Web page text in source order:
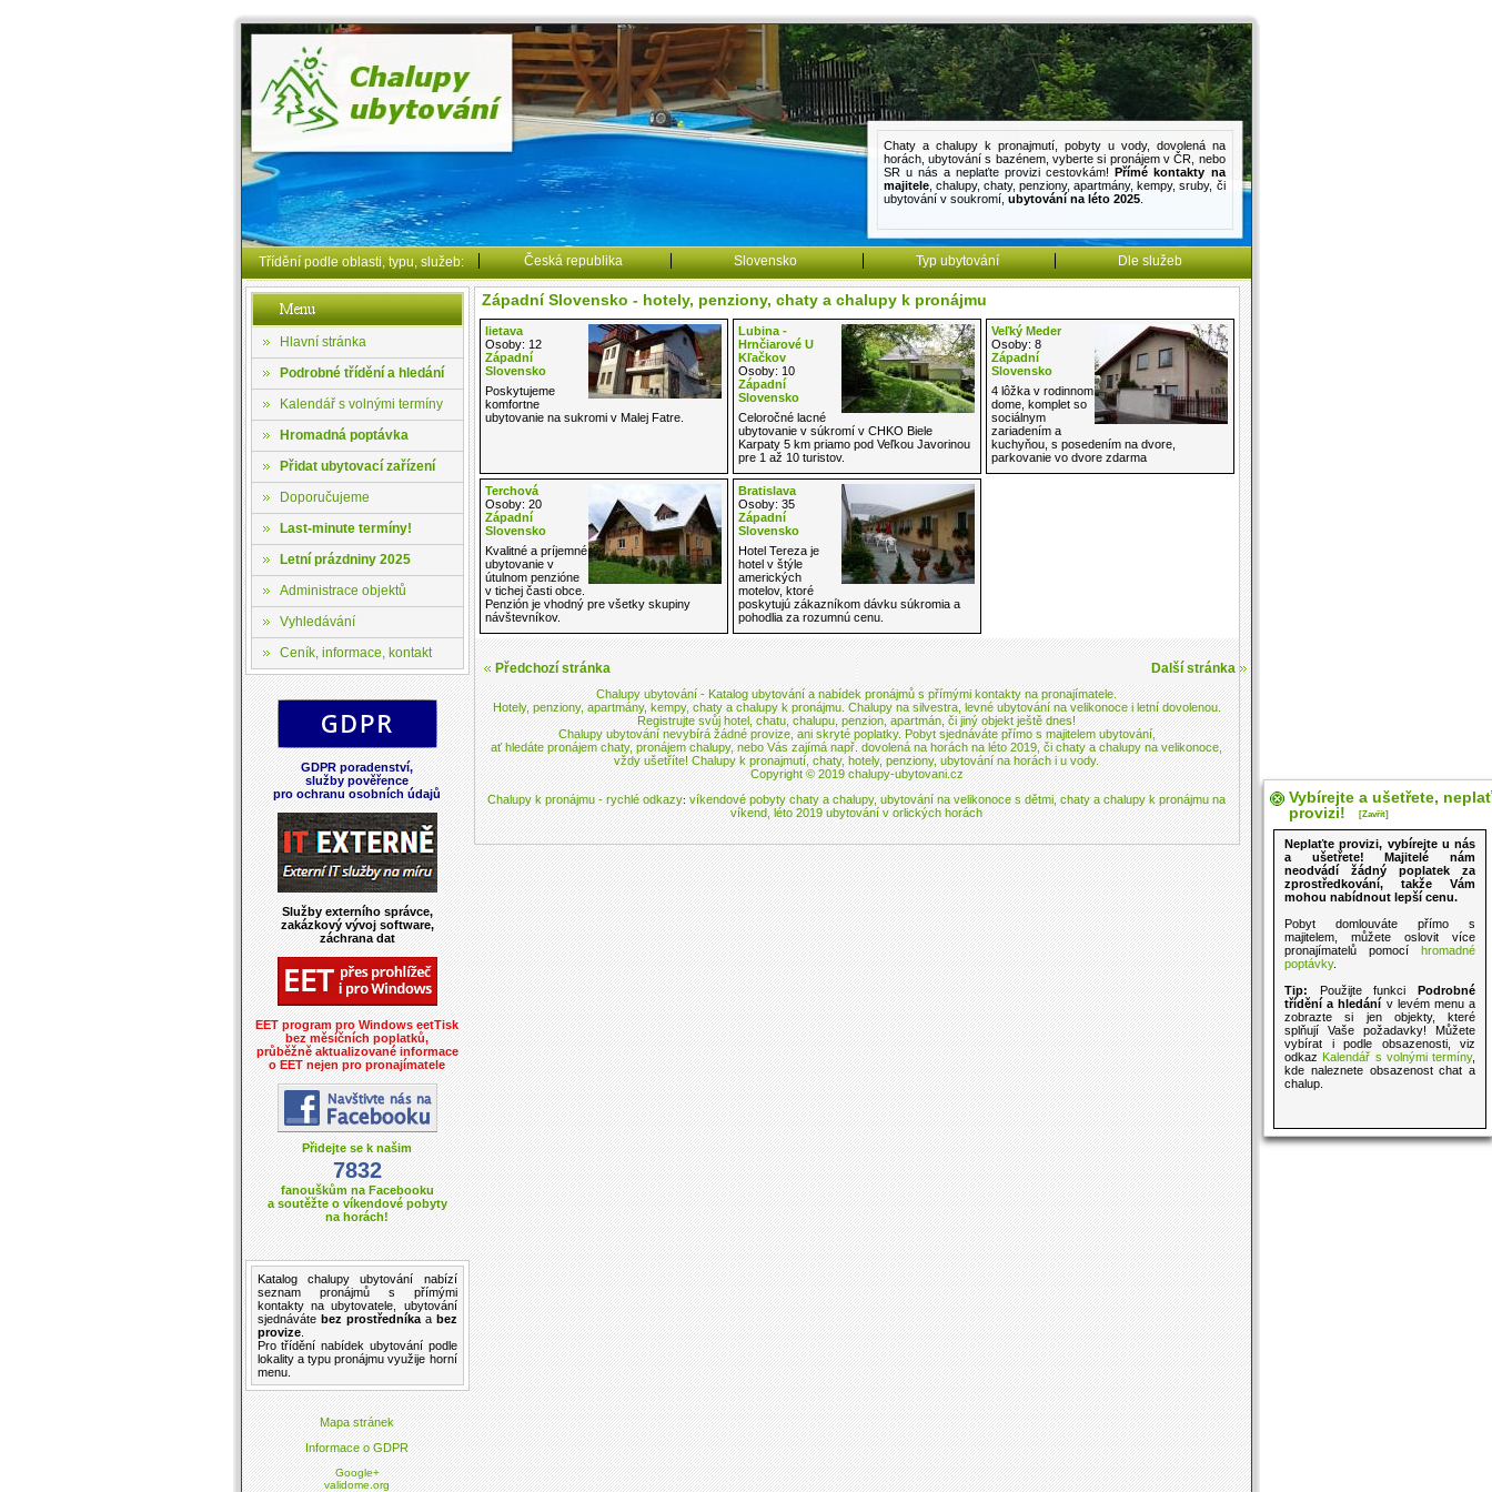
Chaty a chalupy k pronajmutí, pobyty u vody, dovolená na
horách, ubytování s bazénem, vyberte si pronájem v ČR, nebo
SR u nás a neplaťte provizi cestovkám!Přímé kontakty na
majitele, chalupy, chaty, penziony,apartmány,kempy,sruby, či
ubytování v soukromí, ubytování na léto 2025.
Třídění podle oblasti, typu, služeb: Česká republika Slovensko Typ ubytování Dle služeb
Hlavní stránka
Podrobné třídění a hledání
Kalendář s volnými termíny
Hromadná poptávka
Přidat ubytovací zařízení
Doporučujeme
Last-minute termíny!
Letní prázdniny 2025
Administrace objektů
Vyhledávání
Ceník, informace, kontakt
GDPR poradenství,
služby pověřence
pro ochranu osobních údajů
Služby externího správce,
zakázkový vývoj software,
záchrana dat
EET program pro Windows eetTisk
bez měsíčních poplatků,
průběžně aktualizované informace
o EET nejen pro pronajímatele
Přidejte se k našim
7832
fanouškům na Facebooku
a soutěžte o víkendové pobyty
na horách!
Katalog chalupy ubytování nabízí
seznam pronájmůs přímými
kontakty na ubytovatele, ubytování
sjednáváte bez prostředníkaa bez
provize.
Pro třídění nabídek ubytovánípodle
lokality a typu pronájmu využije horní
menu.
Mapa stránek
Informace o GDPR
Google+
validome.org
Západní Slovensko - hotely, penziony, chaty a chalupy k pronájmu
lietava
Osoby: 12
Západní
Slovensko
Poskytujeme
komfortne
ubytovanie na sukromi v Malej Fatre.
Lubina -
Hrnčiarové U
Kľačkov
Osoby: 10
Západní
Slovensko
Celoročné lacné
ubytovanie v súkromí v CHKO Biele
Karpaty 5 km priamo pod Veľkou Javorinou
pre 1 až 10 turistov.
Veľký Meder
Osoby: 8
Západní
Slovensko
4 lôžka v rodinnom
dome, komplet so
sociálnym
zariadením a
kuchyňou, s posedením na dvore,
parkovanie vo dvore zdarma
Terchová
Osoby: 20
Západní
Slovensko
Kvalitné a príjemné
ubytovanie v
útulnom penzióne
v tichej časti obce.
Penzión je vhodný pre všetky skupiny
návštevníkov.
Bratislava
Osoby: 35
Západní
Slovensko
Hotel Tereza je
hotel v štýle
amerických
motelov, ktoré
poskytujú zákazníkom dávku súkromia a
pohodlia za rozumnú cenu.
Předchozí stránka Další stránka
Chalupy ubytování- Katalog ubytování a nabídek pronájmů s přímými kontakty na pronajímatele.
Hotely, penziony, apartmány, kempy, chaty achalupy k pronájmu. Chalupy na silvestra,levné ubytování na velikonocei letní dovolenou.
Registrujte svůj hotel, chatu, chalupu, penzion, apartmán, či jiný objekt ještě dnes!
Chalupy ubytovánínevybírá žádné provize, ani skryté poplatky. Pobyt sjednáváte přímo s majitelem ubytování,
ať hledáte pronájem chaty, pronájem chalupy, nebo Vás zajímá např. dovolená na horách na léto 2019, čichaty a chalupy na velikonoce,
vždy ušetříte!Chalupy k pronajmutí, chaty, hotely, penziony, ubytování na horách i u vody.
Copyright © 2019chalupy-ubytovani.cz
Chalupy k pronájmu - rychlé odkazy:víkendové pobyty chaty a chalupy,ubytování na velikonoce s dětmi,chaty a chalupy k pronájmu na
víkend,léto 2019 ubytování v orlických horách
Vybírejte a ušetřete,
provizi!
[Zavřít]
Neplaťte provizi, vybírejte u nás
a ušetřete! Majitelé nám
neodvádí žádný poplatek za
zprostředkování, takže Vám
mohou nabídnout lepší cenu.
Pobyt domlouváte přímo s
majitelem, můžete oslovit více
pronajímatelů pomocí hromadné
poptávky.
Tip: Použijte funkci Podrobné
třídění a hledání v levém menu a
zobrazte si jen objekty, které
splňují Vaše požadavky! Můžete
vybírat i podle obsazenosti, viz
odkaz Kalendář s volnými termíny,
kde naleznete obsazenost chat a
chalup.